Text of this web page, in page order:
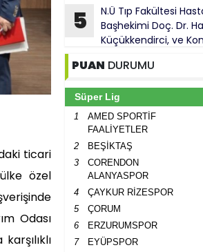
ticari
özel
Odası
5
N.Ü Tıp Fakültesi
Başhekimi Doç. Dr.
Küçükkendirci, ve
bürokratlar, Konya
Mehmet Uzun’a hayırlı olsun
PUAN DURUMU
Süper Lig
1
AMED SPORTİF
FAALİYETLER
2 BEŞİKTAŞ
3
CORENDON
ALANYASPOR
4 ÇAYKUR RİZESPOR
5
ÇORUM
6
ERZURUMSPOR
7
EYÜPSPOR